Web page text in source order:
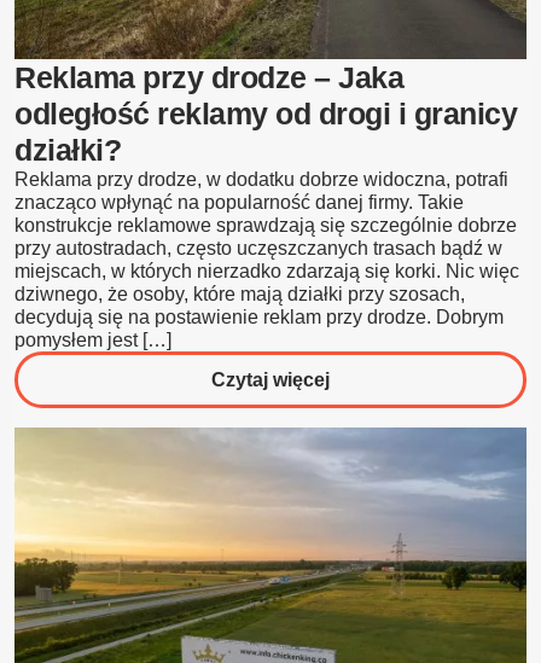
Reklama przy drodze – Jaka
odległość reklamy od drogi i granicy
działki?
Reklama przy drodze, w dodatku dobrze widoczna, potrafi
znacząco wpłynąć na popularność danej firmy. Takie
konstrukcje reklamowe sprawdzają się szczególnie dobrze
przy autostradach, często uczęszczanych trasach bądź w
miejscach, w których nierzadko zdarzają się korki. Nic więc
dziwnego, że osoby, które mają działki przy szosach,
decydują się na postawienie reklam przy drodze. Dobrym
pomysłem jest […]
Czytaj więcejo
Reklama
przy
drodze
odległość
reklamy
od
drogi